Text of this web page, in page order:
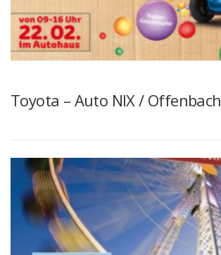
Toyota – Auto NIX / Offenbach